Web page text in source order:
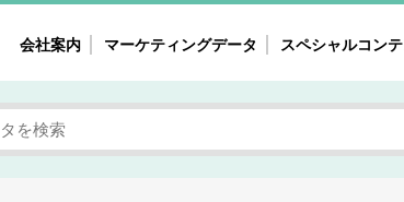
会社案内 マーケティングデータ スペシャルコン
女性の気持ちと消費がリアルに見える
自主調査レポート